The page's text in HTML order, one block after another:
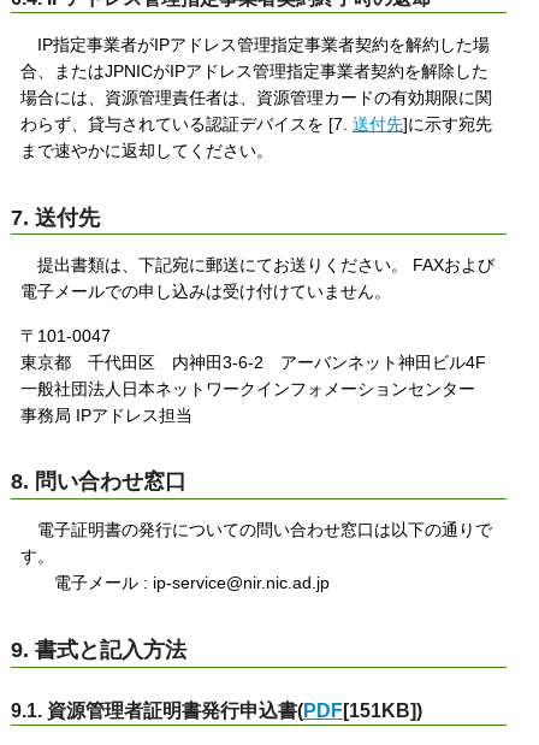
IP指定事業者がIPアドレス管理指定事業者契約を解約した場
合、またはJPNICがIPアドレス管理指定事業者契約を解除した
場合には、資源管理責任者は、資源管理カードの有効期限に関
わらず、貸与されている認証デバイスを [7.送付先]に示す宛先
まで速やかに返却してください。
7. 送付先
提出書類は、下記宛に郵送にてお送りください。 FAXおよび
電子メールでの申し込みは受け付けていません。
〒101-0047
東京都 千代田区 内神田3-6-2 アーバンネット神田ビル4F
一般社団法人日本ネットワークインフォメーションセンター
事務局 IPアドレス担当
8. 問い合わせ窓口
電子証明書の発行についての問い合わせ窓口は以下の通りで
す。
電子メール : ip-service@nir.nic.ad.jp
9. 書式と記入方法
9.1. 資源管理者証明書発行申込書(PDF[151KB])